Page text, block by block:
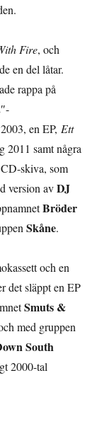
Fire, och
en del låtar.
rappa på
en EP, Ett
2011 samt några
skiva, som
version avDJ
Bröder
Skåne.
och en
det släppt en EP
Smuts &
med gruppen
South
2000-tal